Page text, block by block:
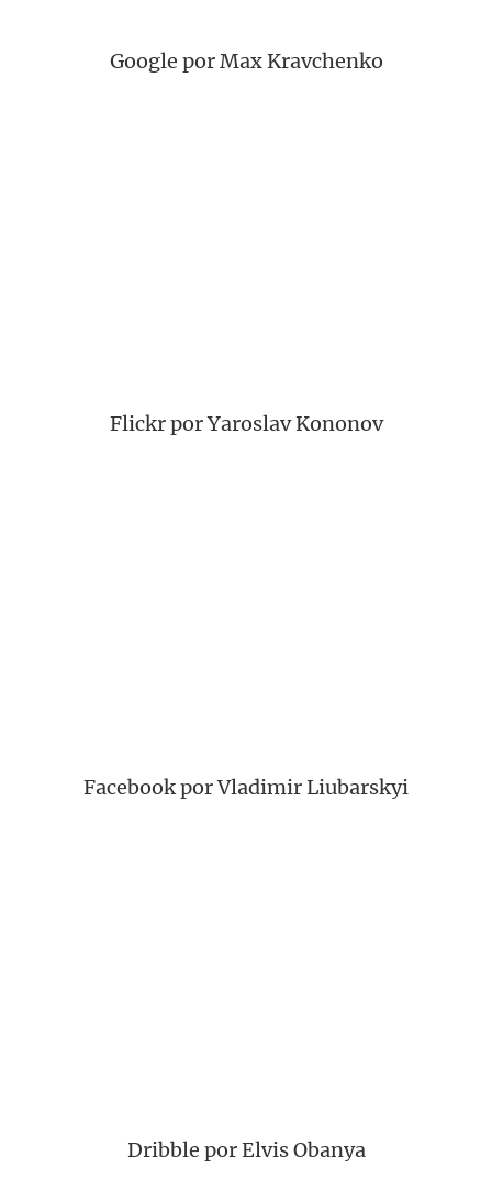
Google por Max Kravchenko
Flickr por Yaroslav Kononov
Facebook por Vladimir Liubarskyi
Dribble por Elvis Obanya